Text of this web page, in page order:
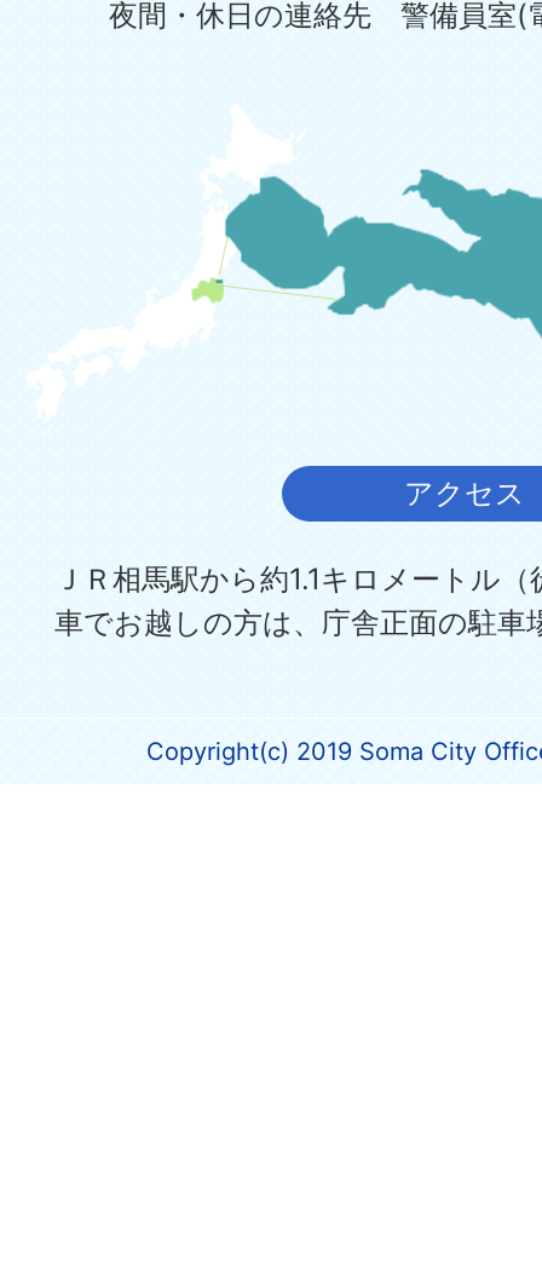
夜間・休日の連絡先 警備員室
アクセス
ＪＲ相馬駅から約1.1キロメートル
車でお越しの方は、庁舎正面の駐車
Copyright(c) 2019 Soma City